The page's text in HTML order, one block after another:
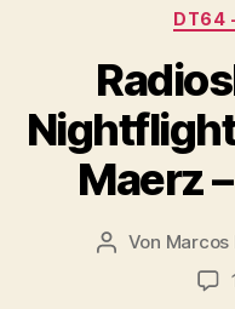
DT64
Maerz
Beitragsautor
Von Marcos